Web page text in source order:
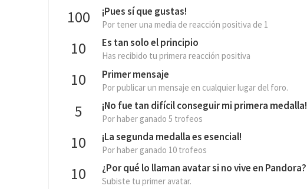
100 ¡Pues sí que gustas!
Por tener una media de reacción positiva de 1
10 Es tan solo el principio
Has recibido tu primera reacción positiva
10 Primer mensaje
Por publicar un mensaje en cualquier lugar del foro.
5 ¡No fue tan difícil conseguir mi primera medalla!
Por haber ganado 5 trofeos
10 ¡La segunda medalla es esencial!
Por haber ganado 10 trofeos
10 ¿Por qué lo llaman avatar si no vive en Pandora?
Subiste tu primer avatar.